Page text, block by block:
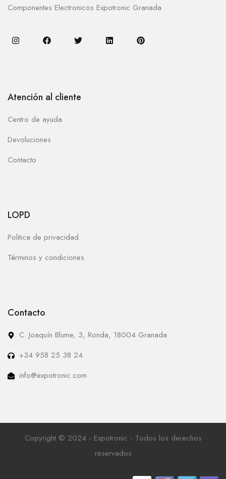
Componentes Electronicos Expotronic Granada
Atención al cliente
Centro de ayuda
Devoluciones
Contacto
LOPD
Politica de privacidad
Términos y condiciones
Contacto
C. Joaquín Blume, 3, Ronda, 18004 Granada
+34 958 25 38 24
info@expotronic.com
Copyright © 2024 - Expotronic - Todos los derechos
reservados